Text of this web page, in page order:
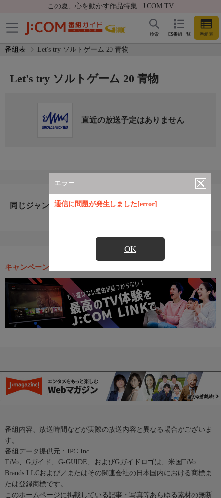
この夏、心を動かす作品特集 | J:COM TV
CS番組一覧 番組表
検索
番組表 Let's try ソルトゲーム 20 青物
エラー
通信に問題が発生しました[error]
OK
Let's try ソルトゲーム 20 青物
直近の放送予定はありません
同じジャンルのおすすめ番組
キャンペーン・お得な情報
番組内容、放送時間などが実際の放送内容と異なる場合がございま
す。
番組データ提供元：IPG Inc.
TiVo、Gガイド、G-GUIDE、およびGガイドロゴは、米国TiVo
Brands LLCおよび／またはその関連会社の日本国内における商標ま
たは登録商標です。
このホームページに掲載している記事・写真等あらゆる素材の無断